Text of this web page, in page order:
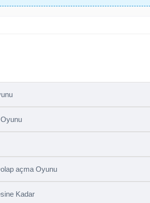
açma Oyunu
Kadar